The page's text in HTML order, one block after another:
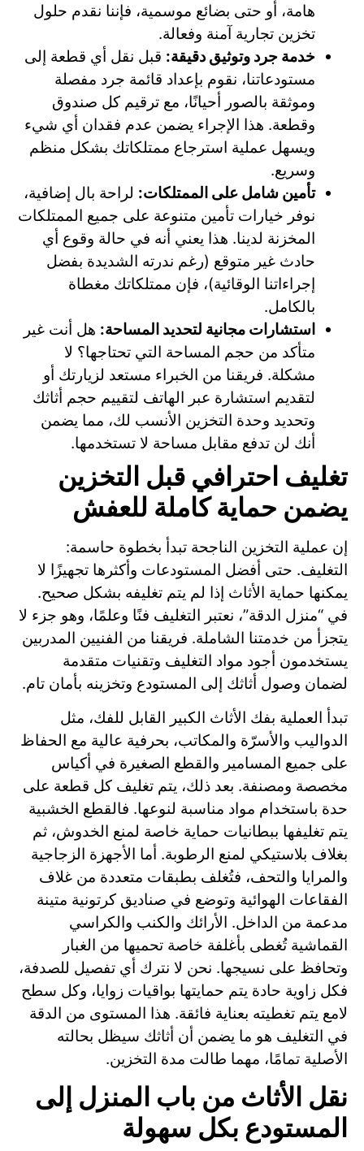
هامة، أو حتى بضائع موسمية، فإننا نقدم حلول
تخزين تجارية آمنة وفعالة.
خدمة جرد وتوثيق دقيقة: قبل نقل أي قطعة إلى
مستودعاتنا، نقوم بإعداد قائمة جرد مفصلة
وموثقة بالصور أحيانًا، مع ترقيم كل صندوق
وقطعة. هذا الإجراء يضمن عدم فقدان أي شيء
ويسهل عملية استرجاع ممتلكاتك بشكل منظم
وسريع.
تأمين شامل على الممتلكات: لراحة بال إضافية،
نوفر خيارات تأمين متنوعة على جميع الممتلكات
المخزنة لدينا. هذا يعني أنه في حالة وقوع أي
حادث غير متوقع (رغم ندرته الشديدة بفضل
إجراءاتنا الوقائية)، فإن ممتلكاتك مغطاة
بالكامل.
استشارات مجانية لتحديد المساحة: هل أنت غير
متأكد من حجم المساحة التي تحتاجها؟ لا
مشكلة. فريقنا من الخبراء مستعد لزيارتك أو
لتقديم استشارة عبر الهاتف لتقييم حجم أثاثك
وتحديد وحدة التخزين الأنسب لك، مما يضمن
أنك لن تدفع مقابل مساحة لا تستخدمها.
تغليف احترافي قبل التخزين
يضمن حماية كاملة للعفش
إن عملية التخزين الناجحة تبدأ بخطوة حاسمة:
التغليف. حتى أفضل المستودعات وأكثرها تجهيزًا لا
يمكنها حماية الأثاث إذا لم يتم تغليفه بشكل صحيح.
في “منزل الدقة”، نعتبر التغليف فنًا وعلمًا، وهو جزء لا
يتجزأ من خدمتنا الشاملة. فريقنا من الفنيين المدربين
يستخدمون أجود مواد التغليف وتقنيات متقدمة
لضمان وصول أثاثك إلى المستودع وتخزينه بأمان تام.
تبدأ العملية بفك الأثاث الكبير القابل للفك، مثل
الدواليب والأسرّة والمكاتب، بحرفية عالية مع الحفاظ
على جميع المسامير والقطع الصغيرة في أكياس
مخصصة ومصنفة. بعد ذلك، يتم تغليف كل قطعة على
حدة باستخدام مواد مناسبة لنوعها. فالقطع الخشبية
يتم تغليفها ببطانيات حماية خاصة لمنع الخدوش، ثم
بغلاف بلاستيكي لمنع الرطوبة. أما الأجهزة الزجاجية
والمرايا والتحف، فتُغلف بطبقات متعددة من غلاف
الفقاعات الهوائية وتوضع في صناديق كرتونية متينة
مدعمة من الداخل. الأرائك والكنب والكراسي
القماشية تُغطى بأغلفة خاصة تحميها من الغبار
وتحافظ على نسيجها. نحن لا نترك أي تفصيل للصدفة،
فكل زاوية حادة يتم حمايتها بواقيات زوايا، وكل سطح
لامع يتم تغطيته بعناية فائقة. هذا المستوى من الدقة
في التغليف هو ما يضمن أن أثاثك سيظل بحالته
الأصلية تمامًا، مهما طالت مدة التخزين.
نقل الأثاث من باب المنزل إلى
المستودع بكل سهولة